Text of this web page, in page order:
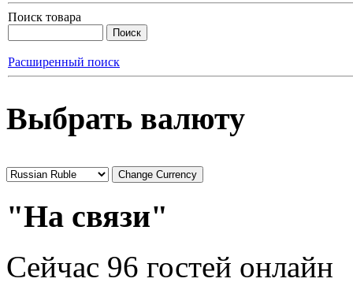
Поиск товара
Расширенный поиск
Выбрать валюту
"На связи"
Сейчас 96 гостей онлайн